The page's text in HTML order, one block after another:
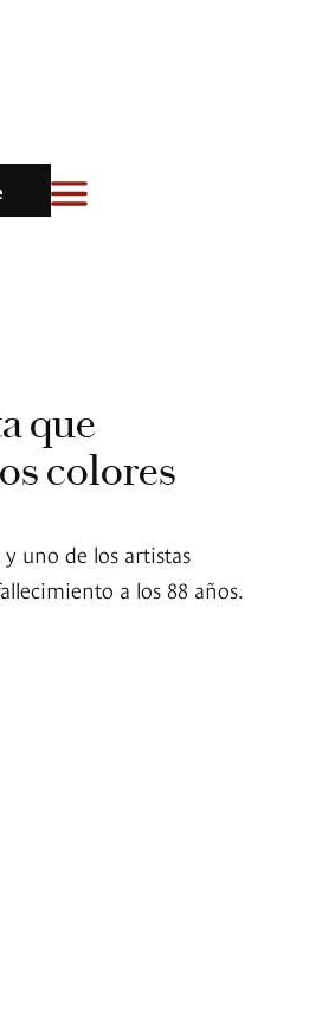
que
colores
uno de los artistas
a los 88 años.